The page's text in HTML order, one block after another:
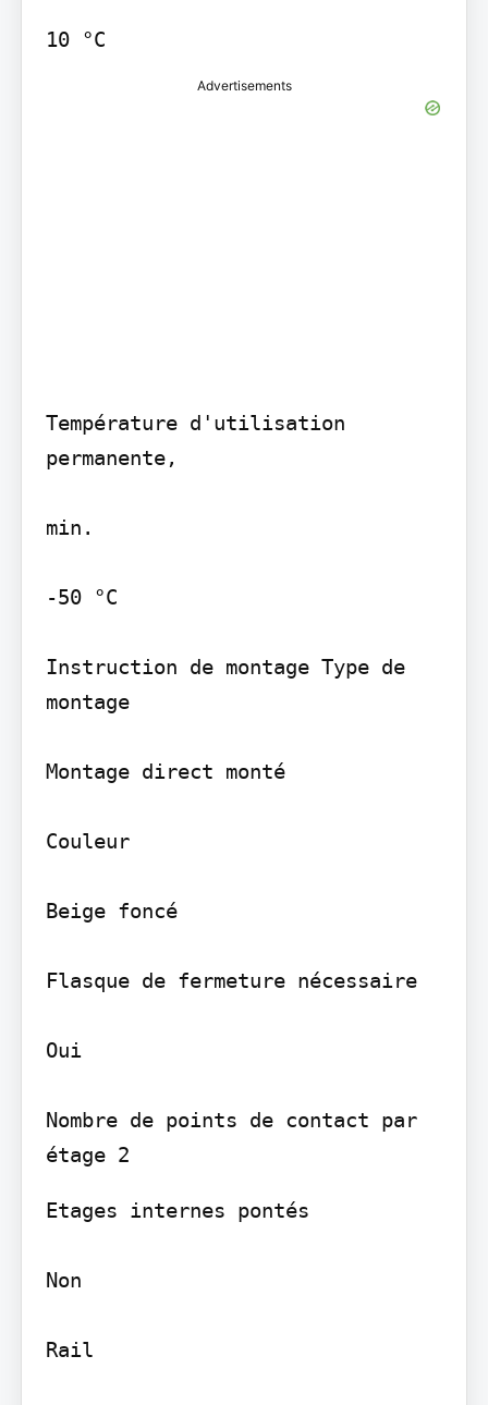
10 °C
Advertisements
Température d'utilisation
permanente,
min.
-50 °C
Instruction de montage Type de
montage
Montage direct monté
Couleur
Beige foncé
Flasque de fermeture nécessaire
Oui
Nombre de points de contact par
Etages internes pontés
Non
Rail